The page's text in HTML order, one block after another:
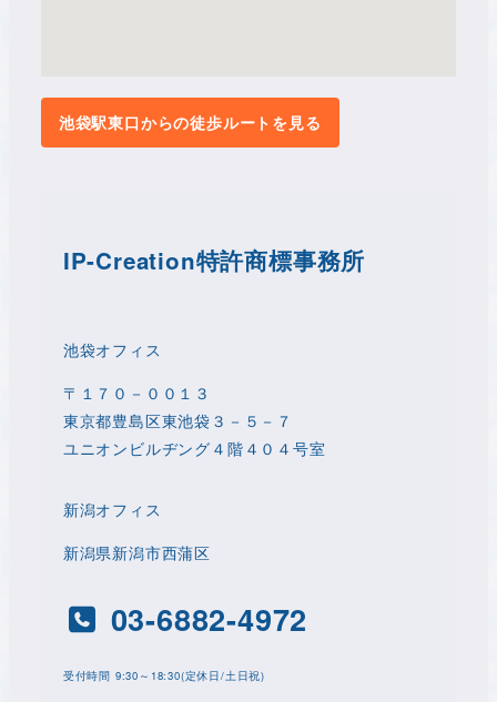
池袋駅東口からの徒歩ルートを見る
IP-Creation特許商標事務所
池袋オフィス
〒１７０－００１３
東京都豊島区東池袋３－５－７
ユニオンビルヂング４階４０４号室
新潟オフィス
新潟県新潟市西蒲区
03-6882-4972
​受付時間 9:30～18:30(定休日/土日祝)